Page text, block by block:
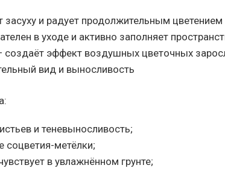
засуху и радует продолжительным цветением
в уходе и активно заполняет
создаёт эффект воздушных цветочных
вид и выносливость
и теневыносливость;
метёлки;
в увлажнённом грунте;